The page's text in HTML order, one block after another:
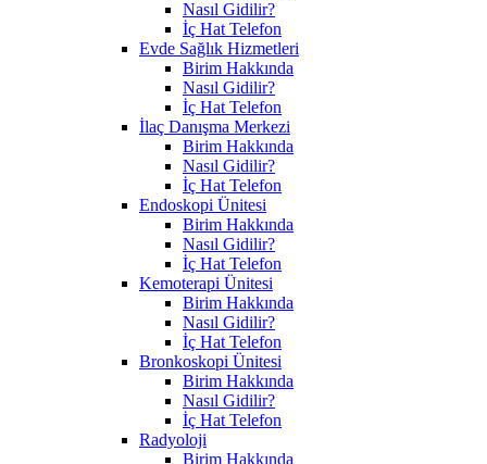
Nasıl Gidilir?
İç Hat Telefon
Evde Sağlık Hizmetleri
Birim Hakkında
Nasıl Gidilir?
İç Hat Telefon
İlaç Danışma Merkezi
Birim Hakkında
Nasıl Gidilir?
İç Hat Telefon
Endoskopi Ünitesi
Birim Hakkında
Nasıl Gidilir?
İç Hat Telefon
Kemoterapi Ünitesi
Birim Hakkında
Nasıl Gidilir?
İç Hat Telefon
Bronkoskopi Ünitesi
Birim Hakkında
Nasıl Gidilir?
İç Hat Telefon
Radyoloji
Birim Hakkında